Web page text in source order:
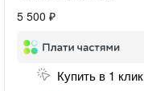
5 500 ₽
Купить в 1 клик